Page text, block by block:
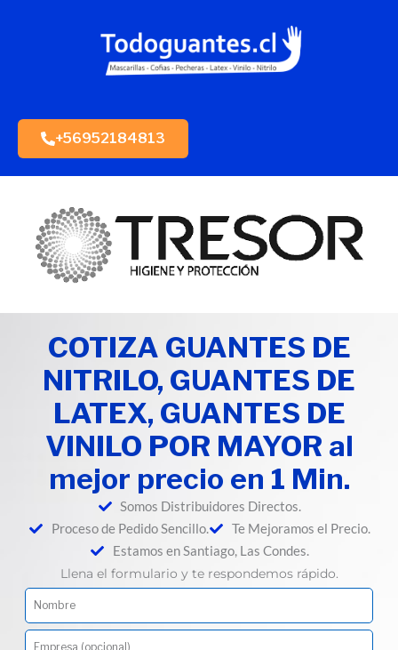
+56952184813
COTIZA GUANTES DE
NITRILO, GUANTES DE
LATEX, GUANTES DE
VINILO POR MAYOR al
mejor precio en 1 Min.
Somos Distribuidores Directos.
Proceso de Pedido Sencillo.
Te Mejoramos el Precio.
Estamos en Santiago, Las Condes.
Llena el formulario y te respondemos rápido.